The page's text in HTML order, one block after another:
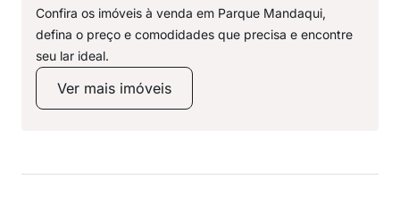
Confira os imóveis à venda em Parque Mandaqui,
defina o preço e comodidades que precisa e encontre
seu lar ideal.
Ver mais imóveis